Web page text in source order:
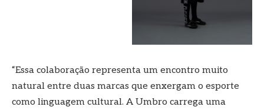
“Essa colaboração representa um encontro muito
natural entre duas marcas que enxergam o esporte
como linguagem cultural. A Umbro carrega uma